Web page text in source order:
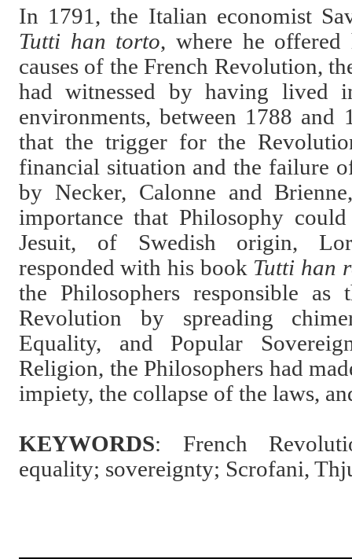
In 1791, the Italian economist
Tutti han torto, where he
causes of the French Revolution,
had witnessed by having lived
environments, between 1788 and
that the trigger for the
financial situation and the failure
by Necker, Calonne and
importance that Philosophy
Jesuit, of Swedish origin,
responded with his book Tutti han
the Philosophers responsible
Revolution by spreading
Equality, and Popular
Religion, the Philosophers had
impiety, the collapse of the laws,
KEYWORDS: French
equality; sovereignty; Scrofani,